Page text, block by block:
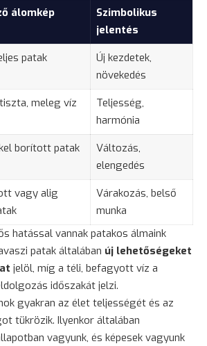
álomkép
Szimbolikus
jelentés
patak
Új kezdetek,
növekedés
meleg víz
Teljesség,
harmónia
borított patak
Változás,
elengedés
vagy alig
Várakozás, belső
munka
hatással vannak patakos álmaink
patak általában új lehetőségeket
jelöl, míg a téli, befagyott víz a
időszakát jelzi.
gyakran az élet teljességét és az
tükrözik. Ilyenkor általában
vagyunk, és képesek vagyunk